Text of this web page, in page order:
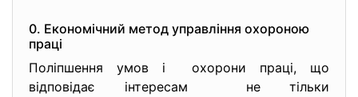
0. Економічний метод управління охороною
праці
Поліпшення умов і охорони праці, що
відповідає інтересам не тільки